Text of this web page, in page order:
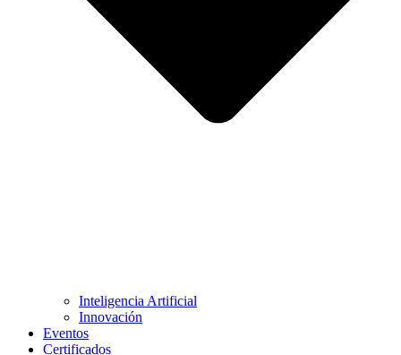
Inteligencia Artificial
Innovación
Eventos
Certificados